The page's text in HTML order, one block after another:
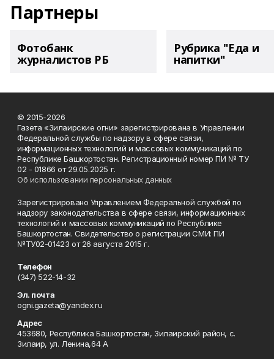
Партнеры
Фотобанк
журналистов РБ
Рубрика "Еда и
напитки"
© 2015-2026
Газета «Зилаирские огни» зарегистрирована в Управлении
Федеральной службы по надзору в сфере связи,
информационных технологий и массовых коммуникаций по
Республике Башкортостан. Регистрационный номер ПИ № ТУ
02 - 01866 от 29.05.2025 г.
Об использовании персональных данных
Зарегистрировано Управлением Федеральной службой по
надзору законодательства в сфере связи, информационных
технологий и массовых коммуникаций по Республике
Башкортостан. Свидетельство о регистрации СМИ: ПИ
№ТУ02-01423 от 26 августа 2015 г.
Телефон
(347) 522-14-32
Эл. почта
ogni.gazeta@yandex.ru
Адрес
453680, Республика Башкортостан, Зилаирский район, с.
Зилаир, ул. Ленина,64 А